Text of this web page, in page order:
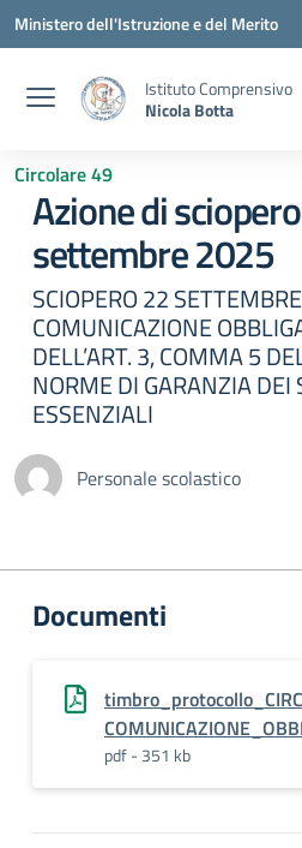
Vai ai contenuti
Vai al menu di navigazione
Vai al footer
Ministero dell'Istruzione e del Merito
Istituto Comprensivo
Nicola Botta
Circolare 49
Azione di
settembre 2025
SCIOPERO 22
COMUNICAZIONE
DELL’ART. 3, COMMA 5
NORME DI GARANZIA DEI
ESSENZIALI
Personale scolastico
Documenti
pdf - 351 kb